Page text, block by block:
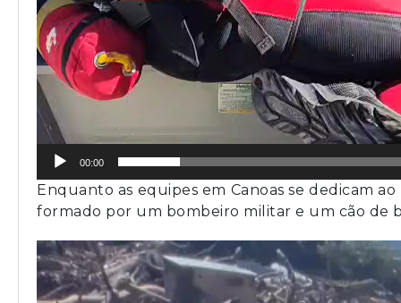
00:00
Enquanto as equipes em Canoas se dedicam
formado por um bombeiro militar e um cão de
Tocador
de
vídeo